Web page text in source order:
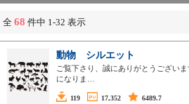
全 68 件中 1-32 表示
動物 シルエット
ご覧下さり、誠にありがとうござい
になりま…
119 17,352 6489.7